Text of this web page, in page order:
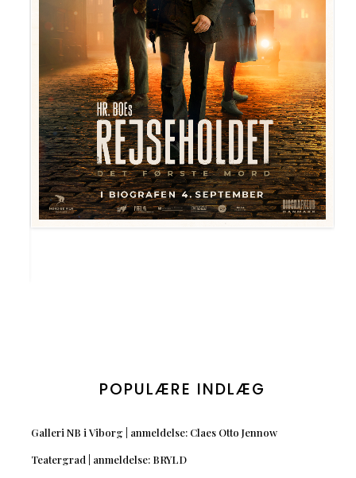
POPULÆRE INDLÆG
Galleri NB i Viborg | anmeldelse: Claes Otto Jennow
Teatergrad | anmeldelse: BRYLD